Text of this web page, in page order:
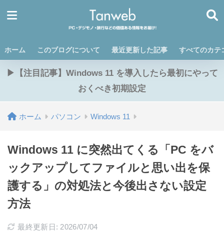
ホーム このブログについて 最近更新した記事 すべてのカテ
▶【注目記事】Windows 11 を導入したら最初にやって
おくべき初期設定
ホーム パソコン Windows 11
Windows 11 に突然出てくる「PC をバ
ックアップしてファイルと思い出を保
護する」の対処法と今後出さない設定
方法
最終更新日: 2026/07/04